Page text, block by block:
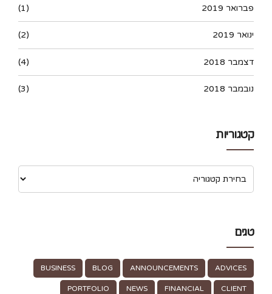
פברואר 2019 (1)
ינואר 2019 (2)
דצמבר 2018 (4)
נובמבר 2018 (3)
קטגוריות
טגים
ADVICES
ANNOUNCEMENTS
BLOG
BUSINESS
CLIENT
FINANCIAL
NEWS
PORTFOLIO